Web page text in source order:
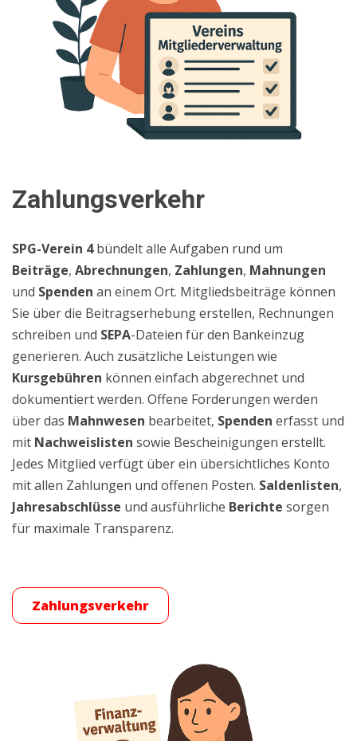
Zahlungsverkehr
SPG-Verein 4bündelt alle Aufgaben rund um
Beiträge, Abrechnungen, Zahlungen, Mahnungen
und Spenden an einem Ort. Mitgliedsbeiträge können
Sie über die Beitragserhebungerstellen, Rechnungen
schreiben und SEPA-Dateien für den Bankeinzug
generieren. Auch zusätzliche Leistungen wie
Kursgebühren können einfach abgerechnet und
dokumentiert werden. Offene Forderungen werden
über das Mahnwesen bearbeitet, Spenden erfasst und
mit Nachweislisten sowie Bescheinigungen erstellt.
Jedes Mitglied verfügt über ein übersichtliches Konto
mit allen Zahlungen und offenen Posten. Saldenlisten,
Jahresabschlüsse und ausführliche Berichte sorgen
für maximale Transparenz.
Zahlungsverkehr